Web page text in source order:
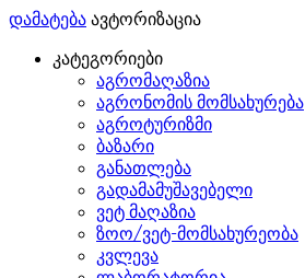
დამატება ავტორიზაცია
კატეგორიები
აგრომაღაზია
აგრონომის მომსახურება
აგროტურიზმი
ბაზარი
განათლება
გადამამუშავებელი
ვეტ მაღაზია
ზოო/ვეტ-მომსახურეობა
კვლევა